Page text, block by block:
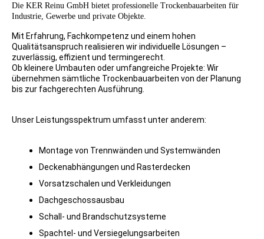
Die KER Reinu GmbH bietet professionelle Trockenbauarbeiten für
Industrie, Gewerbe und private Objekte.
Mit Erfahrung, Fachkompetenz und einem hohen
Qualitätsanspruch realisieren wir individuelle Lösungen –
zuverlässig, effizient und termingerecht.
Ob kleinere Umbauten oder umfangreiche Projekte: Wir
übernehmen sämtliche Trockenbauarbeiten von der Planung
bis zur fachgerechten Ausführung.
Unser Leistungsspektrum umfasst unter anderem:
Montage von Trennwänden und Systemwänden
Deckenabhängungen und Rasterdecken
Vorsatzschalen und Verkleidungen
Dachgeschossausbau
Schall- und Brandschutzsysteme
Spachtel- und Versiegelungsarbeiten